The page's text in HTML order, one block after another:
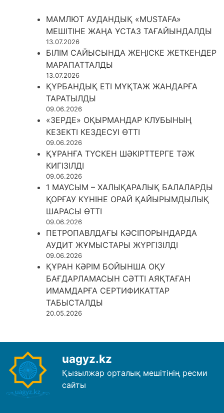
МАМЛЮТ АУДАНДЫҚ «MUSTAFA»
МЕШІТІНЕ ЖАҢА ҰСТАЗ ТАҒАЙЫНДАЛДЫ
13.07.2026
БІЛІМ САЙЫСЫНДА ЖЕҢІСКЕ ЖЕТКЕНДЕР
МАРАПАТТАЛДЫ
13.07.2026
ҚҰРБАНДЫҚ ЕТІ МҰҚТАЖ ЖАНДАРҒА
ТАРАТЫЛДЫ
09.06.2026
«ЗЕРДЕ» ОҚЫРМАНДАР КЛУБЫНЫҢ
КЕЗЕКТІ КЕЗДЕСУІ ӨТТІ
09.06.2026
ҚҰРАНҒА ТҮСКЕН ШӘКІРТТЕРГЕ ТӘЖ
КИГІЗІЛДІ
09.06.2026
1 МАУСЫМ – ХАЛЫҚАРАЛЫҚ БАЛАЛАРДЫ
ҚОРҒАУ КҮНІНЕ ОРАЙ ҚАЙЫРЫМДЫЛЫҚ
ШАРАСЫ ӨТТІ
09.06.2026
ПЕТРОПАВЛДАҒЫ КӘСІПОРЫНДАРДА
АУДИТ ЖҰМЫСТАРЫ ЖҮРГІЗІЛДІ
09.06.2026
ҚҰРАН КӘРІМ БОЙЫНША ОҚУ
БАҒДАРЛАМАСЫН СӘТТІ АЯҚТАҒАН
ИМАМДАРҒА СЕРТИФИКАТТАР
ТАБЫСТАЛДЫ
20.05.2026
uagyz.kz
Қызылжар орталық мешітінің ресми
сайты